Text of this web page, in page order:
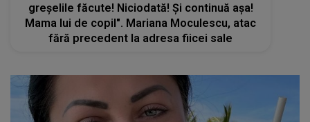
greșelile făcute! Niciodată! Și continuă așa!
Mama lui de copil". Mariana Moculescu, atac
fără precedent la adresa fiicei sale